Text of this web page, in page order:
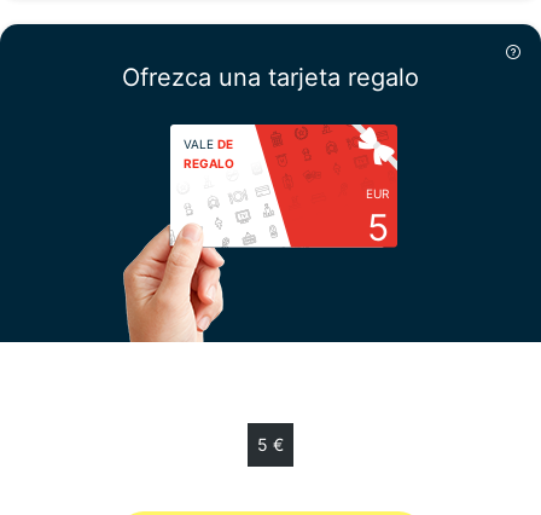
Ofrezca una tarjeta regalo
VALE DE
REGALO
EUR
5
5 €